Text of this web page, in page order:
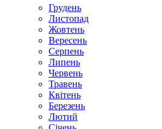
Грудень
Листопад
Жовтень
Вересень
Серпень
Липень
Червень
Травень
Квітень
Березень
Лютий